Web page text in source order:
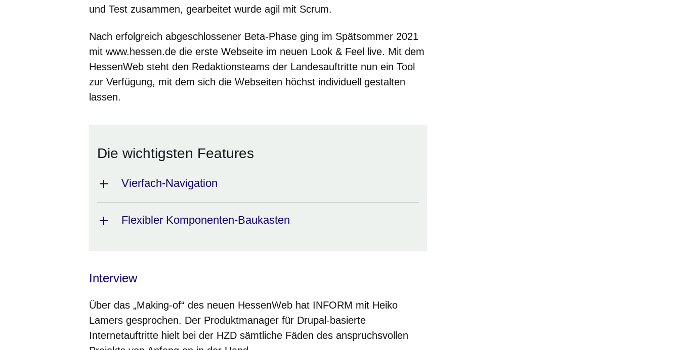
und Test zusammen, gearbeitet wurde agil mit Scrum.
Nach erfolgreich abgeschlossener Beta-Phase ging im Spätsommer 2021
mit www.hessen.de die erste Webseite im neuen Look & Feel live. Mit dem
HessenWeb steht den Redaktionsteams der Landesauftritte nun ein Tool
zur Verfügung, mit dem sich die Webseiten höchst individuell gestalten
lassen.
Die wichtigsten Features
Vierfach-Navigation
Flexibler Komponenten-Baukasten
Interview
Über das „Making-of“ des neuen HessenWeb hat INFORM mit Heiko
Lamers gesprochen. Der Produktmanager für Drupal-basierte
Internetauftritte hielt bei der HZD sämtliche Fäden des anspruchsvollen